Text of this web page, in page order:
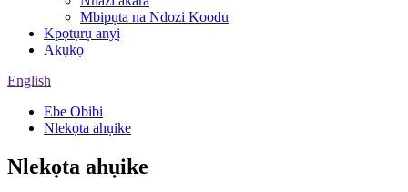
Mbipụta na Ndozi Koodu
Kpọtụrụ anyị
Akụkọ
English
Ebe Obibi
Nlekọta ahụike
Nlekọta ahụike